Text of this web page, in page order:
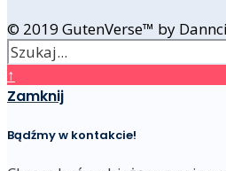
© 2019 GutenVerse™ by Dannci
↑
Zamknij
Bądźmy w kontakcie!